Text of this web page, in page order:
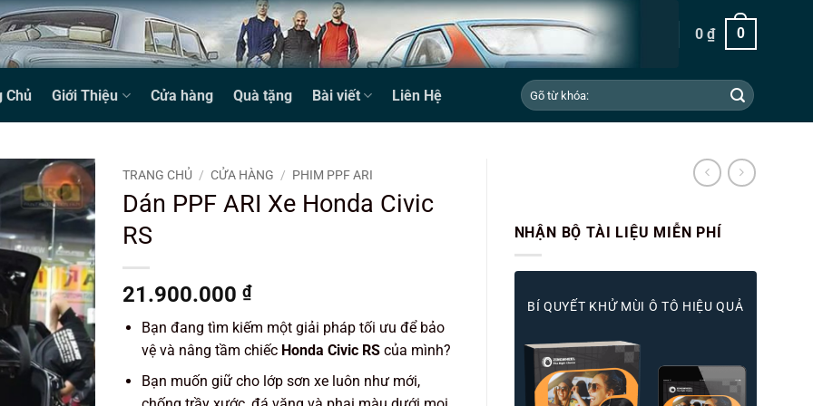
0₫ 0
Chủ Giới Thiệu Cửa hàng Quà tặng Bài viết Liên Hệ
Tìm
kiếm:
TRANG CHỦ / CỬA HÀNG / PHIM PPF ARI
Dán PPF ARI Xe Honda Civic
RS
21.900.000 ₫
Bạn đang tìm kiếm một giải pháp tối ưu để bảo
vệ và nâng tầm chiếc Honda Civic RScủa mình?
Bạn muốn giữ cho lớp sơn xe luôn như mới,
NHẬN BỘ TÀI LIỆU MIỄN PHÍ
BÍ QUYẾT KHỬ MÙI Ô TÔ HIỆU QUẢ